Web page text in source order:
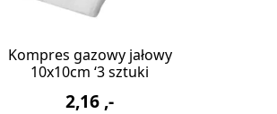
Kompres gazowy jałowy
10x10cm ‘3 sztuki
2,16 ,-